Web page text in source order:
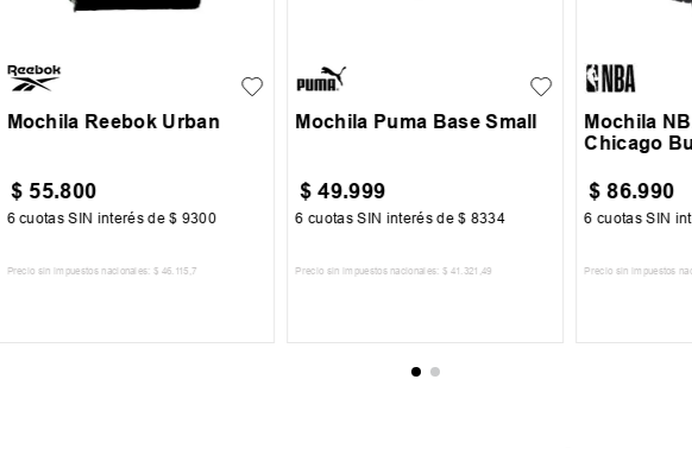
Mochila Reebok Urban
$ 55.800
6 cuotas SIN interés de$ 9300
Precio sin impuestos nacionales: $ 46. 115 ,7
Mochila Puma Base Small
$ 49.999
6 cuotas SIN interés de$ 8334
Precio sin impuestos nacionales: $ 41 .321 ,49
Mochila
Chicago
$ 86.990
6 cuotas SIN
Precio sin impuestos